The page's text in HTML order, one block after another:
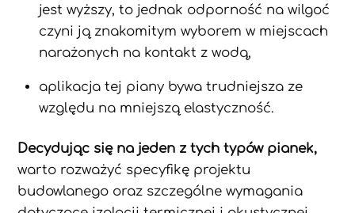
jest wyższy, to jednak odporność na wilgoć
czyni ją znakomitym wyborem w miejscach
narażonych na kontakt z wodą,
aplikacja tej piany bywa trudniejsza ze
względu na mniejszą elastyczność.
Decydując się na jeden z tych typów pianek,
warto rozważyć specyfikę projektu
budowlanego oraz szczególne wymagania